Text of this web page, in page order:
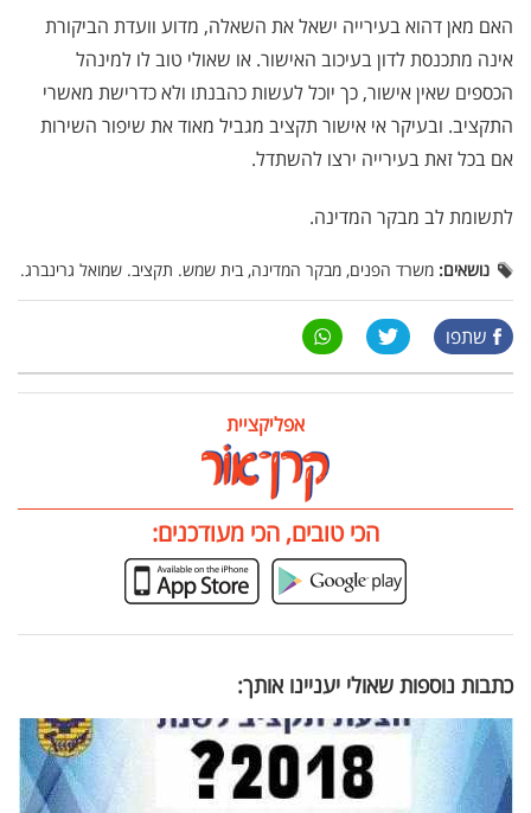
האם מאן דהוא בעירייה ישאל את השאלה, מדוע וועדת הביקורת
אינה מתכנסת לדון בעיכוב האישור. או שאולי טוב לו למינהל
הכספים שאין אישור, כך יוכל לעשות כהבנתו ולא כדרישת מאשרי
התקציב. ובעיקר אי אישור תקציב מגביל מאוד את שיפור השירות
אם בכל זאת בעירייה ירצו להשתדל.
לתשומת לב מבקר המדינה.
נושאים: משרד הפנים, מבקר המדינה, בית שמש. תקציב. שמואל גרינברג.
שתפו
אפליקציית
הכי טובים, הכי מעודכנים:
כתבות נוספות שאולי יעניינו אותך: